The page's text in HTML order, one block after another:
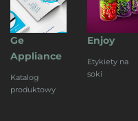
Ge
Appliance
Katalog
produktowy
Enjoy
Etykiety na
soki